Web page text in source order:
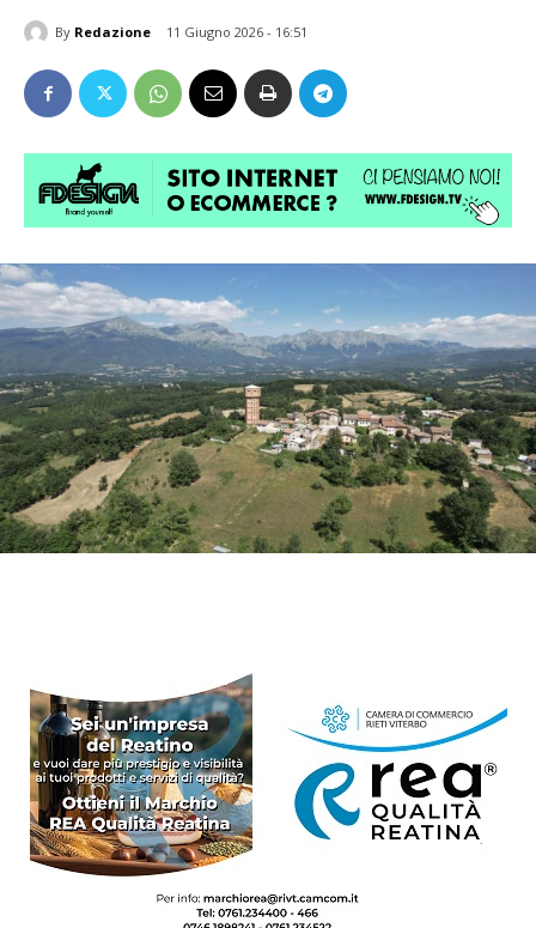
By Redazione 11 Giugno 2026 - 16:51